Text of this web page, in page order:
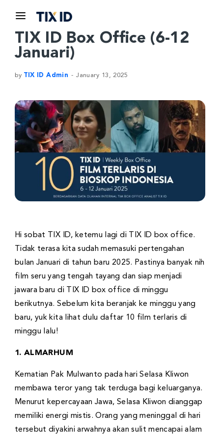
TIX ID Box Office (6-12
Januari)
by TIX ID Admin January 13, 2025
Hi sobat TIX ID, ketemu lagi di TIX ID box office.
Tidak terasa kita sudah memasuki pertengahan
bulan Januari di tahun baru 2025. Pastinya banyak nih
film seru yang tengah tayang dan siap menjadi
jawara baru di TIX ID box office di minggu
berikutnya. Sebelum kita beranjak ke minggu yang
baru, yuk kita lihat dulu daftar 10 film terlaris di
minggu lalu!
1. ALMARHUM
Kematian Pak Mulwanto pada hari Selasa Kliwon
membawa teror yang tak terduga bagi keluarganya.
Menurut kepercayaan Jawa, Selasa Kliwon dianggap
memiliki energi mistis. Orang yang meninggal di hari
tersebut diyakini arwahnya akan sulit mencapai alam